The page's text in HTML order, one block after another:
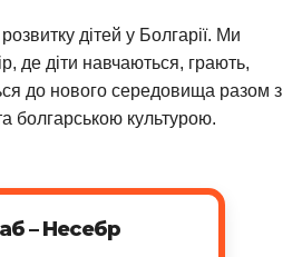
дітей у Болгарії. Ми
де діти навчаються, грають,
до нового середовища разом з
болгарською культурою.
– Несебр